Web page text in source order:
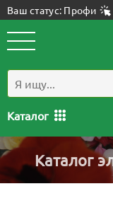
Ваш статус: Профи
Каталог
Каталог